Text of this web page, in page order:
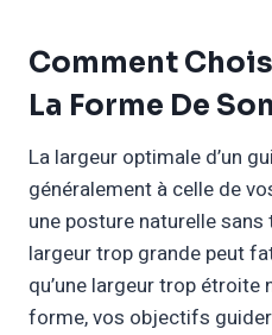
Comment
La Forme De
La largeur optimale d’un
généralement à celle de
une posture naturelle
largeur trop grande peut
qu’une largeur trop étroite
forme, vos objectifs